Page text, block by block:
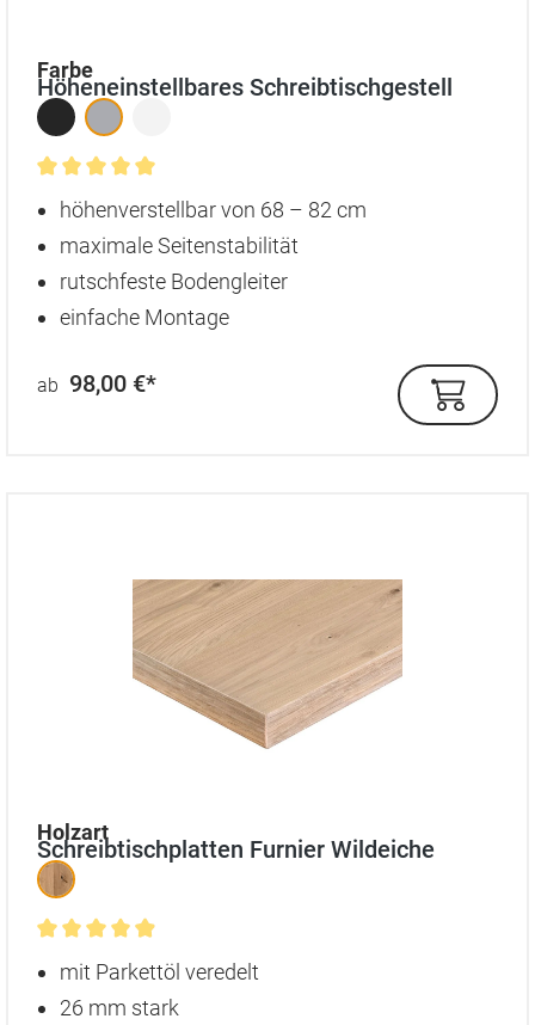
Farbeauswählen
Höheneinstellbares Schreibtischgestell
Durchschnittliche Bewertung von 5 von 5 Sternen
höhenverstellbar von 68 – 82 cm
maximale Seitenstabilität
rutschfeste Bodengleiter
einfache Montage
ab 98,00 €*
Holzartauswählen
Schreibtischplatten Furnier Wildeiche
Durchschnittliche Bewertung von 4.9 von 5 Sternen
mit Parkettöl veredelt
26 mm stark